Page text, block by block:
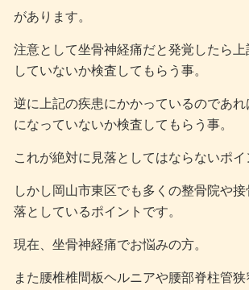
があります。
注意として坐骨神経痛だと発覚したら
していないか検査してもらう事。
逆に上記の疾患にかかっているのであ
になっていないか検査してもらう事。
これが絶対に見落としてはならないポイ
しかし岡山市東区でも多くの整骨院や
落としているポイントです。
現在、坐骨神経痛でお悩みの方。
また腰椎椎間板ヘルニアや腰部脊柱管